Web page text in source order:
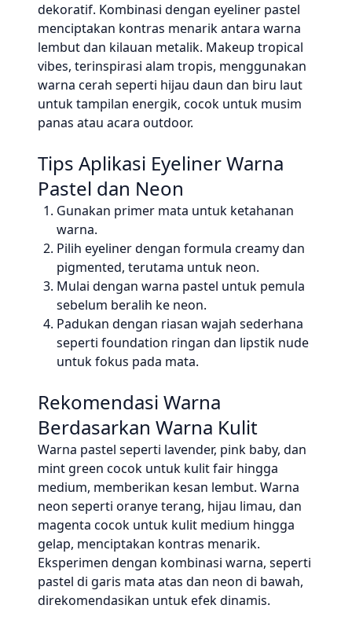
dekoratif. Kombinasi dengan eyeliner pastel
menciptakan kontras menarik antara warna
lembut dan kilauan metalik. Makeup tropical
vibes, terinspirasi alam tropis, menggunakan
warna cerah seperti hijau daun dan biru laut
untuk tampilan energik, cocok untuk musim
panas atau acara outdoor.
Tips Aplikasi Eyeliner Warna
Pastel dan Neon
Gunakan primer mata untuk ketahanan
warna.
Pilih eyeliner dengan formula creamy dan
pigmented, terutama untuk neon.
Mulai dengan warna pastel untuk pemula
sebelum beralih ke neon.
Padukan dengan riasan wajah sederhana
seperti foundation ringan dan lipstik nude
untuk fokus pada mata.
Rekomendasi Warna
Berdasarkan Warna Kulit
Warna pastel seperti lavender, pink baby, dan
mint green cocok untuk kulit fair hingga
medium, memberikan kesan lembut. Warna
neon seperti oranye terang, hijau limau, dan
magenta cocok untuk kulit medium hingga
gelap, menciptakan kontras menarik.
Eksperimen dengan kombinasi warna, seperti
pastel di garis mata atas dan neon di bawah,
direkomendasikan untuk efek dinamis.